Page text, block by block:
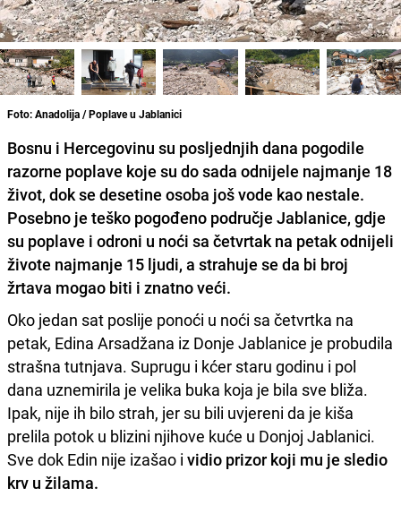
Foto: Anadolija / Poplave u Jablanici
Bosnu i Hercegovinu su posljednjih dana pogodile
razorne poplave koje su do sada odnijele najmanje 18
život, dok se desetine osoba još vode kao nestale.
Posebno je teško pogođeno područje Jablanice, gdje
su poplave i odroni u noći sa četvrtak na petak odnijeli
živote najmanje 15 ljudi, a strahuje se da bi broj
žrtava mogao biti i znatno veći.
Oko jedan sat poslije ponoći u noći sa četvrtka na
petak, Edina Arsadžana iz Donje Jablanice je probudila
strašna tutnjava. Suprugu i kćer staru godinu i pol
dana uznemirila je velika buka koja je bila sve bliža.
Ipak, nije ih bilo strah, jer su bili uvjereni da je kiša
prelila potok u blizini njihove kuće u Donjoj Jablanici.
Sve dok Edin nije izašao i vidio prizor koji mu je sledio
krv u žilama.